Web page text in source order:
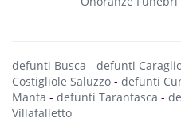
defunti Busca - defunti
Costigliole Saluzzo - defunti
Manta - defunti Tarantasca -
Villafalletto